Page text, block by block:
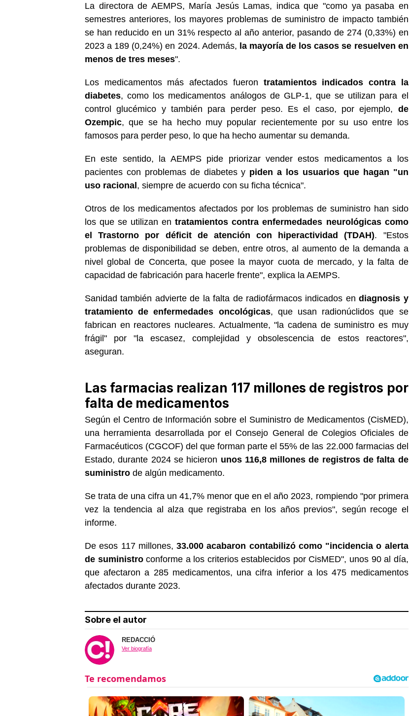
La directora de AEMPS, María Jesús Lamas, indica que "como ya pasaba en
semestres anteriores, los mayores problemas de suministro de impacto también
se han reducido en un 31% respecto al año anterior, pasando de 274 (0,33%) en
2023 a 189 (0,24%) en 2024. Además, la mayoría de los casos se resuelven en
menos de tres meses".
Los medicamentos más afectados fueron tratamientos indicados contra la
diabetes, como los medicamentos análogos de GLP-1, que se utilizan para el
control glucémico y también para perder peso. Es el caso, por ejemplo, de
Ozempic, que se ha hecho muy popular recientemente por su uso entre los
famosos para perder peso, lo que ha hecho aumentar su demanda.
En este sentido, la AEMPS pide priorizar vender estos medicamentos a los
pacientes con problemas de diabetes y piden a los usuarios que hagan "un
uso racional, siempre de acuerdo con su ficha técnica".
Otros de los medicamentos afectados por los problemas de suministro han sido
los que se utilizan entratamientos contra enfermedades neurológicas como
el Trastorno por déficit de atención con hiperactividad (TDAH). "Estos
problemas de disponibilidad se deben, entre otros, al aumento de la demanda a
nivel global de Concerta, que posee la mayor cuota de mercado, y la falta de
capacidad de fabricación para hacerle frente", explica la AEMPS.
Sanidad también advierte de la falta de radiofármacos indicados endiagnosis y
tratamiento de enfermedades oncológicas, que usan radionúclidos que se
fabrican en reactores nucleares. Actualmente, "la cadena de suministro es muy
frágil" por "la escasez, complejidad y obsolescencia de estos reactores",
aseguran.
Las farmacias realizan 117 millones de registros por
falta de medicamentos
Según el Centro de Información sobre el Suministro de Medicamentos (CisMED),
una herramienta desarrollada por el Consejo General de Colegios Oficiales de
Farmacéuticos (CGCOF) del que forman parte el 55% de las 22.000 farmacias del
Estado, durante 2024 se hicieron unos 116,8 millones de registros de falta de
suministro de algún medicamento.
Se trata de una cifra un 41,7% menor que en el año 2023, rompiendo "por primera
vez la tendencia al alza que registraba en los años previos", según recoge el
informe.
De esos 117 millones,33.000 acabaron contabilizó como "incidencia o alerta
de suministroconforme a los criterios establecidos por CisMED", unos 90 al día,
que afectaron a 285 medicamentos, una cifra inferior a los 475 medicamentos
afectados durante 2023.
Sobre el autor
REDACCIÓ
Ver biografía